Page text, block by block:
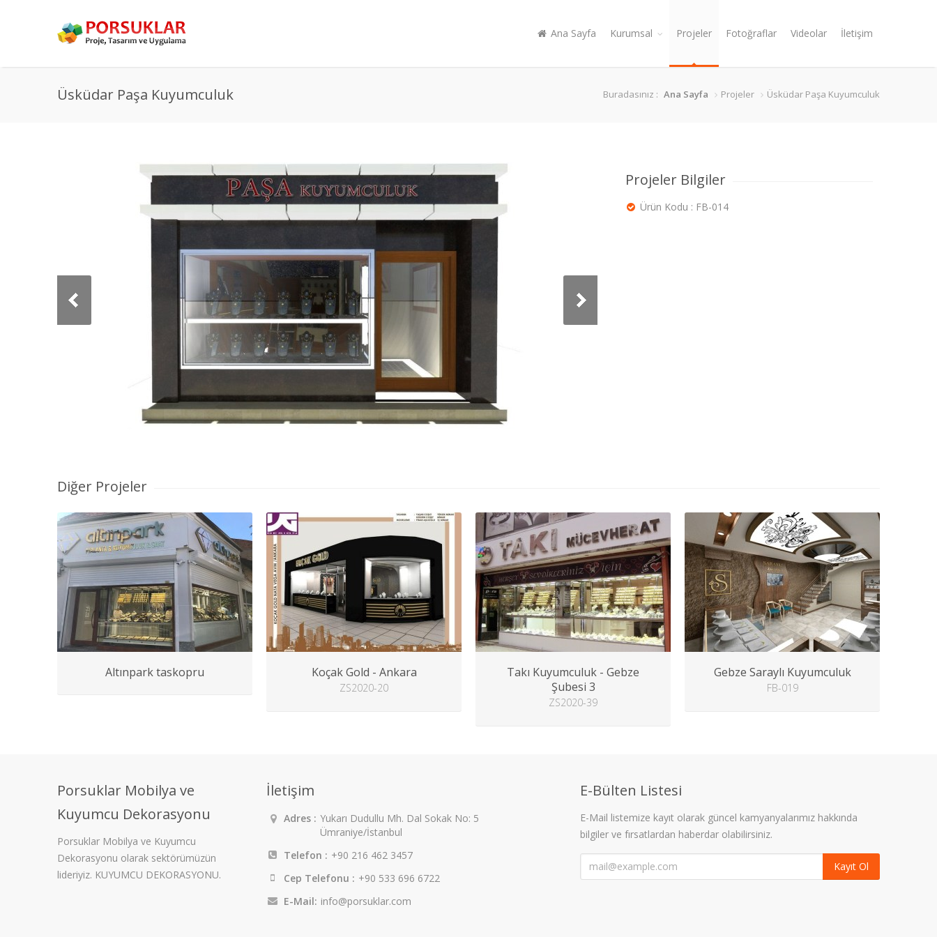
Ana Sayfa Kurumsal Projeler Fotoğraflar Videolar İletişim
Üsküdar Paşa Kuyumculuk Buradasınız : Ana Sayfa Projeler Üsküdar Paşa Kuyumculuk
Projeler Bilgiler
Ürün Kodu : FB-014
Diğer Projeler
Altınpark taskopru Koçak Gold - Ankara
ZS2020-20
Takı Kuyumculuk - Gebze
Şubesi 3
ZS2020-39
Gebze Saraylı Kuyumculuk
FB-019
Porsuklar Mobilya ve
Kuyumcu Dekorasyonu
Porsuklar Mobilya ve Kuyumcu
Dekorasyonu olarak sektörümüzün
lideriyiz. KUYUMCU DEKORASYONU.
İletişim
Adres : Yukarı Dudullu Mh. Dal Sokak No: 5
Ümraniye/İstanbul
Telefon : +90 216 462 3457
Cep Telefonu : +90 533 696 6722
E-Mail: info@porsuklar.com
E-Bülten Listesi
E-Mail listemize kayıt olarak güncel kamyanyalarımız hakkında
bilgiler ve fırsatlardan haberdar olabilirsiniz.
Kayıt Ol